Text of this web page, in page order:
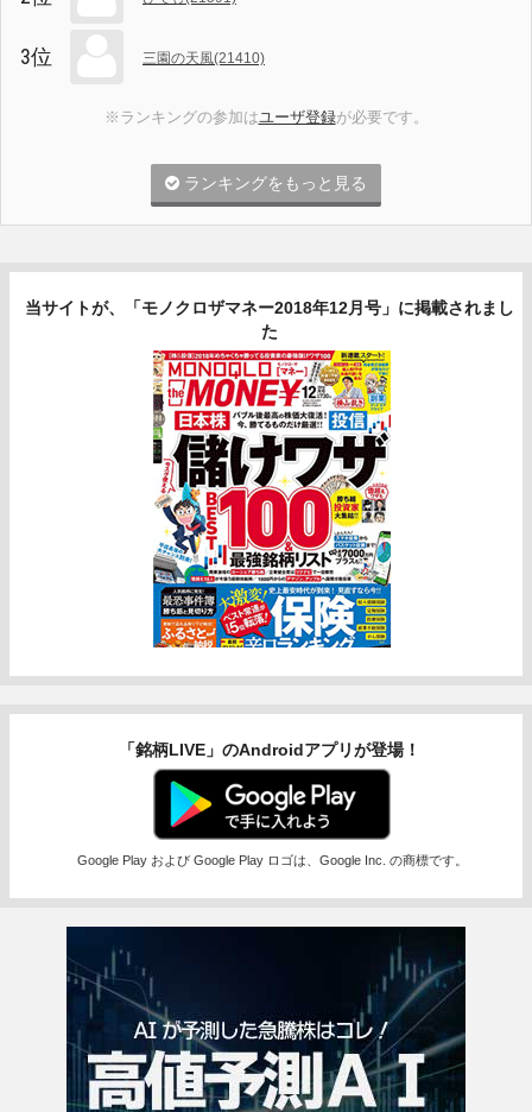
3位 三園の天風(21410)
※ランキングの参加はユーザ登録が必要です。
ランキングをもっと見る
当サイトが、「モノクロザマネー2018年12月号」に掲載されまし
た
「銘柄LIVE」のAndroidアプリが登場！
Google Play および Google Play ロゴは、Google Inc. の商標です。